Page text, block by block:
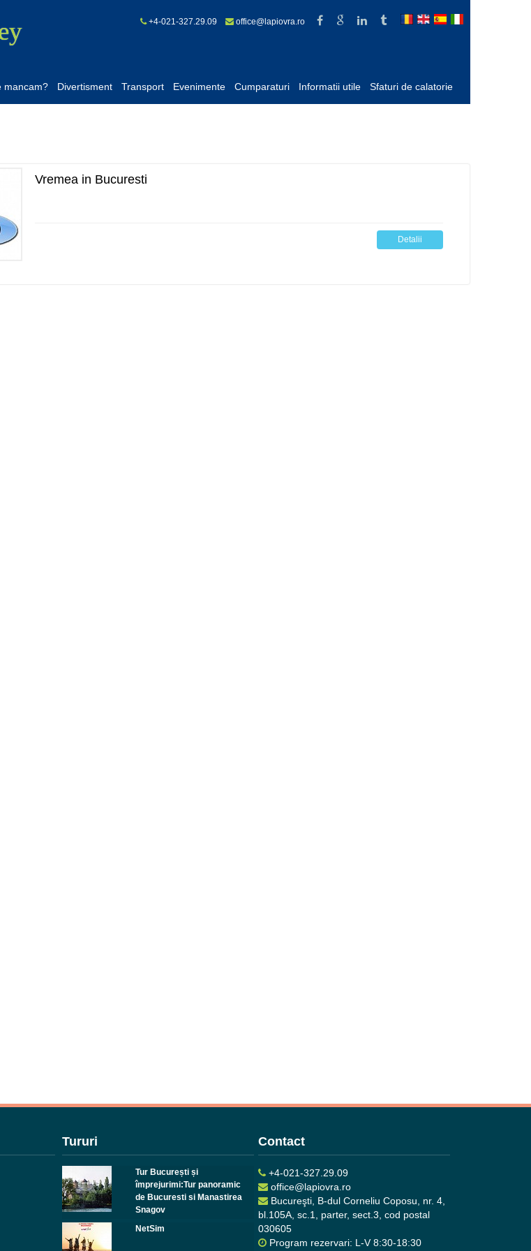
+4-021-327.29.09 office@lapiovra.ro
mancam? Divertisment Transport Evenimente Cumparaturi Informatii utile Sfaturi de calatorie
Vremea in Bucuresti
Detalii
Tururi
Tur București și
împrejurimi:Tur panoramic
de Bucuresti si Manastirea
Snagov
NetSim
Contact
+4-021-327.29.09
office@lapiovra.ro
Bucureşti, B-dul Corneliu Coposu, nr. 4,
bl.105A, sc.1, parter, sect.3, cod postal
030605
Program rezervari: L-V 8:30-18:30